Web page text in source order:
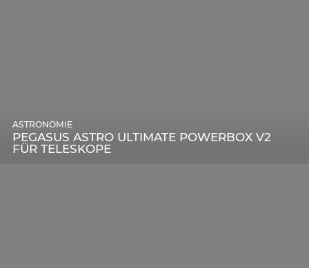
PEGASUS ASTRO ULTIMATE POWERBOX V2
FÜR TELESKOPE
ASTRONOMIE